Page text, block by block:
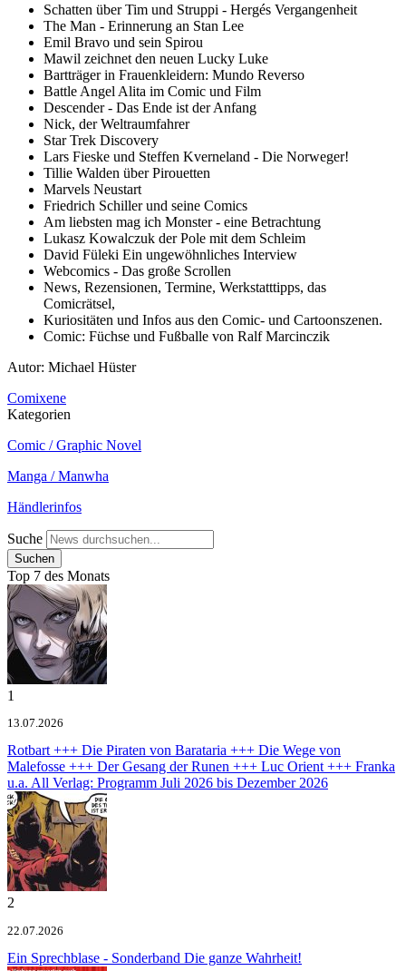
Schatten über Tim und Struppi - Hergés Vergangenheit
The Man - Erinnerung an Stan Lee
Emil Bravo und sein Spirou
Mawil zeichnet den neuen Lucky Luke
Bartträger in Frauenkleidern: Mundo Reverso
Battle Angel Alita im Comic und Film
Descender - Das Ende ist der Anfang
Nick, der Weltraumfahrer
Star Trek Discovery
Lars Fieske und Steffen Kverneland - Die Norweger!
Tillie Walden über Pirouetten
Marvels Neustart
Friedrich Schiller und seine Comics
Am liebsten mag ich Monster - eine Betrachtung
Lukasz Kowalczuk der Pole mit dem Schleim
David Füleki Ein ungewöhnliches Interview
Webcomics - Das große Scrollen
News, Rezensionen, Termine, Werkstatttipps, das
Comicrätsel,
Kuriositäten und Infos aus den Comic- und Cartoonszenen.
Comic: Füchse und Fußballe von Ralf Marcinczik
Autor: Michael Hüster
Comixene
Kategorien
Comic / Graphic Novel
Manga / Manwha
Händlerinfos
Suche
Top 7 des Monats
1
13.07.2026
Rotbart +++ Die Piraten von Barataria +++ Die Wege von
Malefosse +++ Der Gesang der Runen +++ Luc Orient +++ Franka
u.a. All Verlag: Programm Juli 2026 bis Dezember 2026
2
22.07.2026
Ein Sprechblase - Sonderband Die ganze Wahrheit!